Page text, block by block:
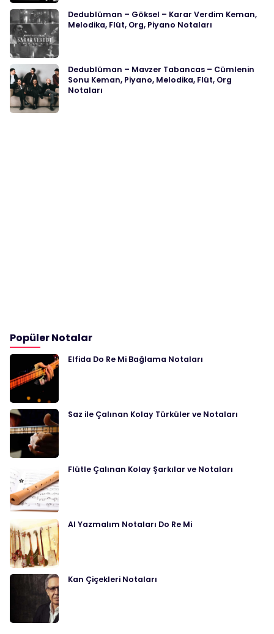
Dedublüman – Göksel – Karar Verdim Keman,
Melodika, Flüt, Org, Piyano Notaları
Dedublüman – Mavzer Tabancas – Cümlenin
Sonu Keman, Piyano, Melodika, Flüt, Org
Notaları
Popüler Notalar
Elfida Do Re Mi Bağlama Notaları
Saz ile Çalınan Kolay Türküler ve Notaları
Flütle Çalınan Kolay Şarkılar ve Notaları
Al Yazmalım Notaları Do Re Mi
Kan Çiçekleri Notaları